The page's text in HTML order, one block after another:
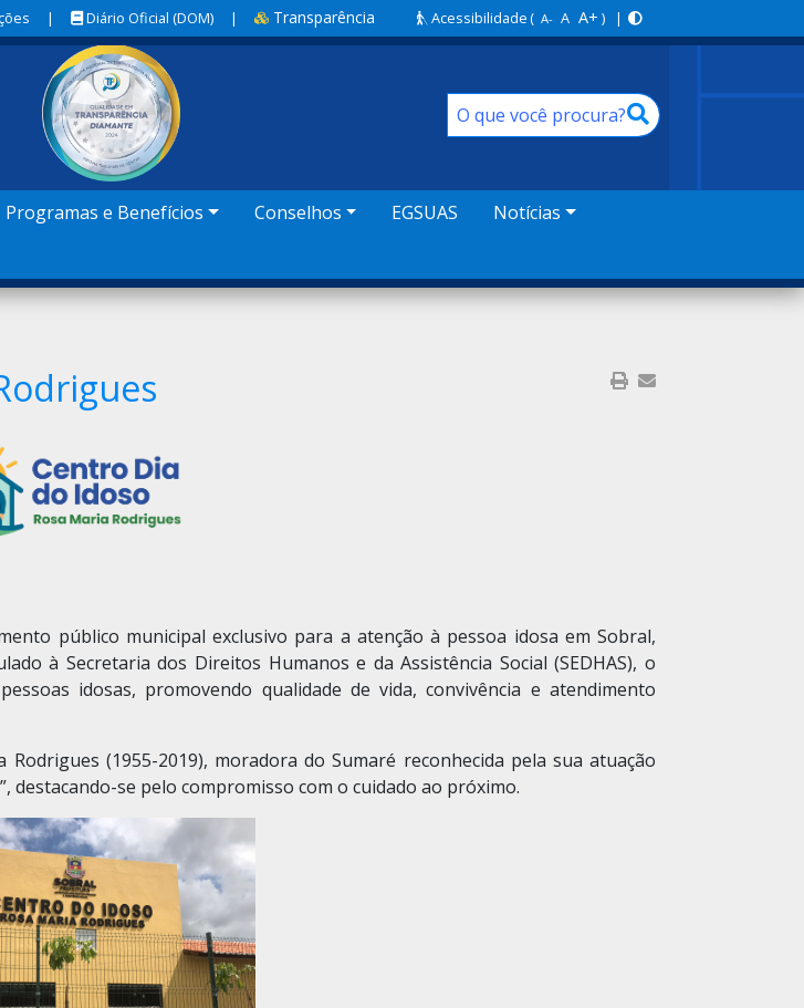
| Diário Oficial (DOM) | Transparência Acessibilidade( A- A A+ ) |
Programas e Benefícios Conselhos EGSUAS
Notícias
público municipal exclusivo para a atenção à pessoa idosa em Sobral,
à Secretaria dos Direitos Humanos e da Assistência Social (SEDHAS), o
idosas, promovendo qualidade de vida, convivência e atendimento
(1955-2019), moradora do Sumaré reconhecida pela sua atuação
destacando-se pelo compromisso com o cuidado ao próximo.